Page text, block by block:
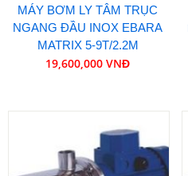
MÁY BƠM LY TÂM TRỤC
NGANG ĐẦU INOX EBARA
MATRIX 5-9T/2.2M
19,600,000 VNĐ